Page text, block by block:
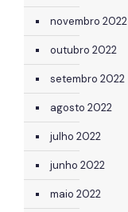
novembro 2022
outubro 2022
setembro 2022
agosto 2022
julho 2022
junho 2022
maio 2022